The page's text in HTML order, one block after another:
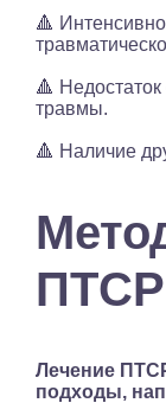
🔺
🔺
травмы.
🔺 Наличие
ПТСР
Лечение
подходы,